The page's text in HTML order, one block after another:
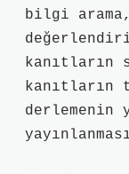
bilgi
kanıtların
kanıtların
derlemenin